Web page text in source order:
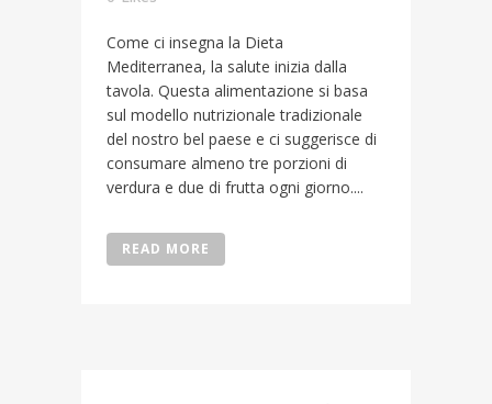
Come ci insegna la Dieta
Mediterranea, la salute inizia dalla
tavola. Questa alimentazione si basa
sul modello nutrizionale tradizionale
del nostro bel paese e ci suggerisce di
consumare almeno tre porzioni di
verdura e due di frutta ogni giorno....
READ MORE